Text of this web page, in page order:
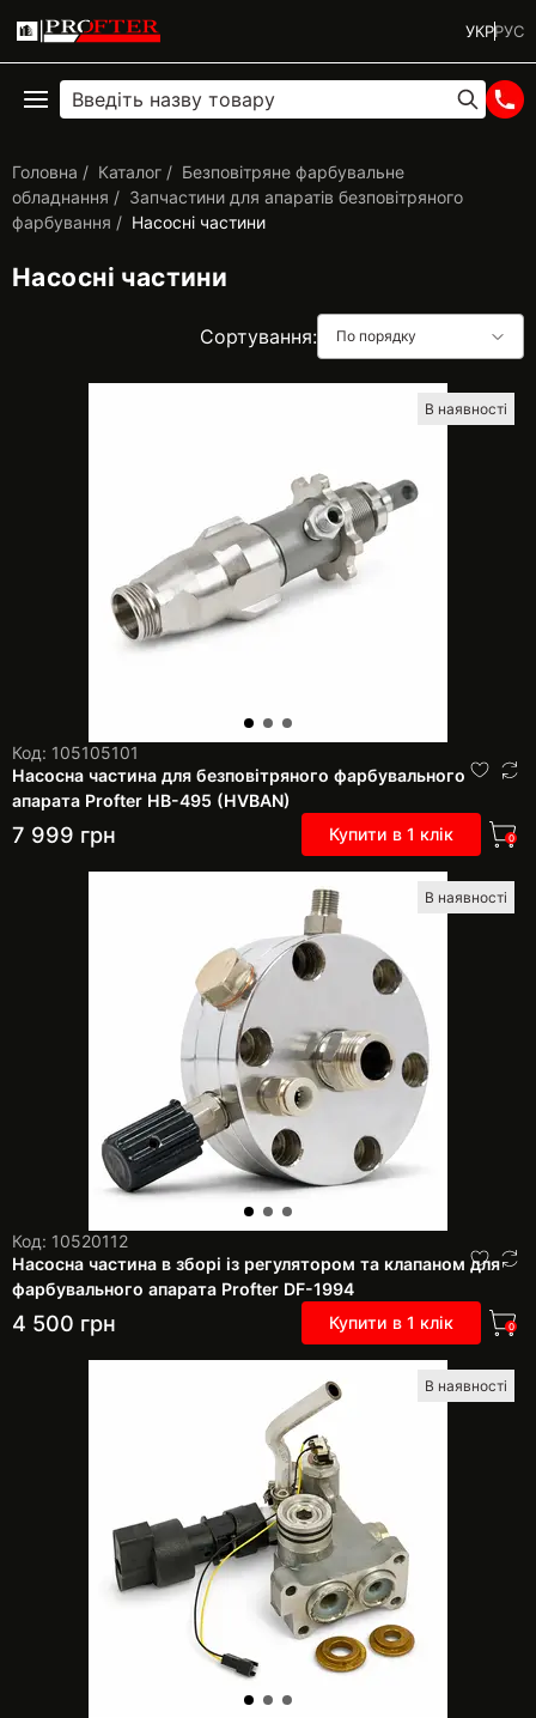
УКРРУС
Головна Каталог
Безповітряне фарбувальне
обладнання
Запчастини для апаратів безповітряного
фарбування
Насосні частини
Насосні частини
Сортування: По порядку
В наявності
Код: 105105101
Насосна частина для безповітряного фарбувального
апарата Profter HB-495 (HVBAN)
7 999 грн Купити в 1 клік 0
В наявності
Код: 10520112
Насосна частина в зборі із регулятором та клапаном для
фарбувального апарата Profter DF-1994
4 500 грн Купити в 1 клік 0
В наявності